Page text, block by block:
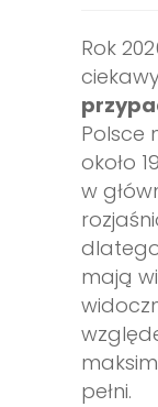
Rok
Polsce
około
w
mają
pełni.